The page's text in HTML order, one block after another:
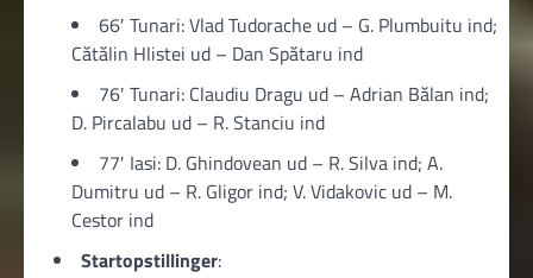
66′ Tunari: Vlad Tudorache ud – G. Plumbuitu ind;
Cătălin Hlistei ud – Dan Spătaru ind
76′ Tunari: Claudiu Dragu ud – Adrian Bălan ind;
D. Pircalabu ud – R. Stanciu ind
77′ Iasi: D. Ghindovean ud – R. Silva ind; A.
Dumitru ud – R. Gligor ind; V. Vidakovic ud – M.
Cestor ind
Startopstillinger: